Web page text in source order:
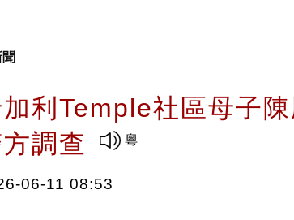
利Temple社區母子
調查
06-11 08:53